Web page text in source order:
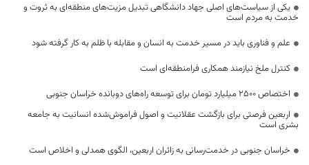
یکی از سیاست‌های اصلی جهاد دانشگاهی تبدیل مزیت‌های منطقه‌ای به ثروت و
خدمت به مردم است
علم و فناوری باید در مسیر خدمت به انسان و مقابله با ظلم به کار گرفته شود
کنترل ملخ نیازمند همکاری فرامنطقه‌ای است
اختصاص 2500 میلیارد تومان برای توسعه راه‌های دوبانده خراسان جنوبی
اربعین فرصتی برای بازگشت عقلانیت و اصول فراموش‌شده انسانیت به جامعه
بشری است
خراسان جنوبی در خدمت‌رسانی به زائران اربعین، الگوی همدلی و اخلاص است